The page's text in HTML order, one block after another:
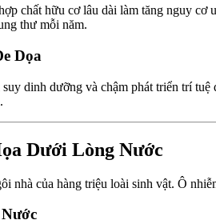
chất hữu cơ lâu dài làm tăng nguy
thư mỗi năm.
Dọa
dinh dưỡng và chậm phát triển trí
Dưới Lòng Nước
nhà của hàng triệu loài sinh vật. Ô